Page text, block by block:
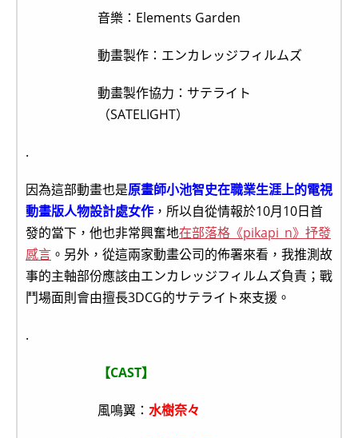
音樂：Elements Garden
動畫製作：エンカレッジフィルムズ
動畫製作協力：サテライト
（SATELIGHT）
.
因為這部動畫也是原畫師小池智史在職業生涯上的電視
動畫版人物設計處女作 ，所以自從情報於10月10日首
發的當下，他也非常興奮地在部落格《pikapi_n》抒發
感言 。另外，從這兩家動畫公司的佈署來看，我推測故
事的主軸部份應該由エンカレッジフィルムズ負責；戰
鬥場面則會由擅長3DCG的サテライト來支援。
.
【CAST】
風鳴翼： 水樹奈々